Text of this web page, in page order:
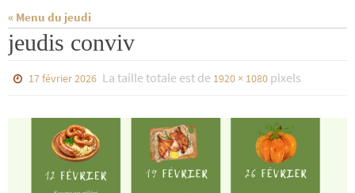
« Menu du jeudi
jeudis conviv
17 février 2026 La taille totale est de 1920 × 1080 pixels